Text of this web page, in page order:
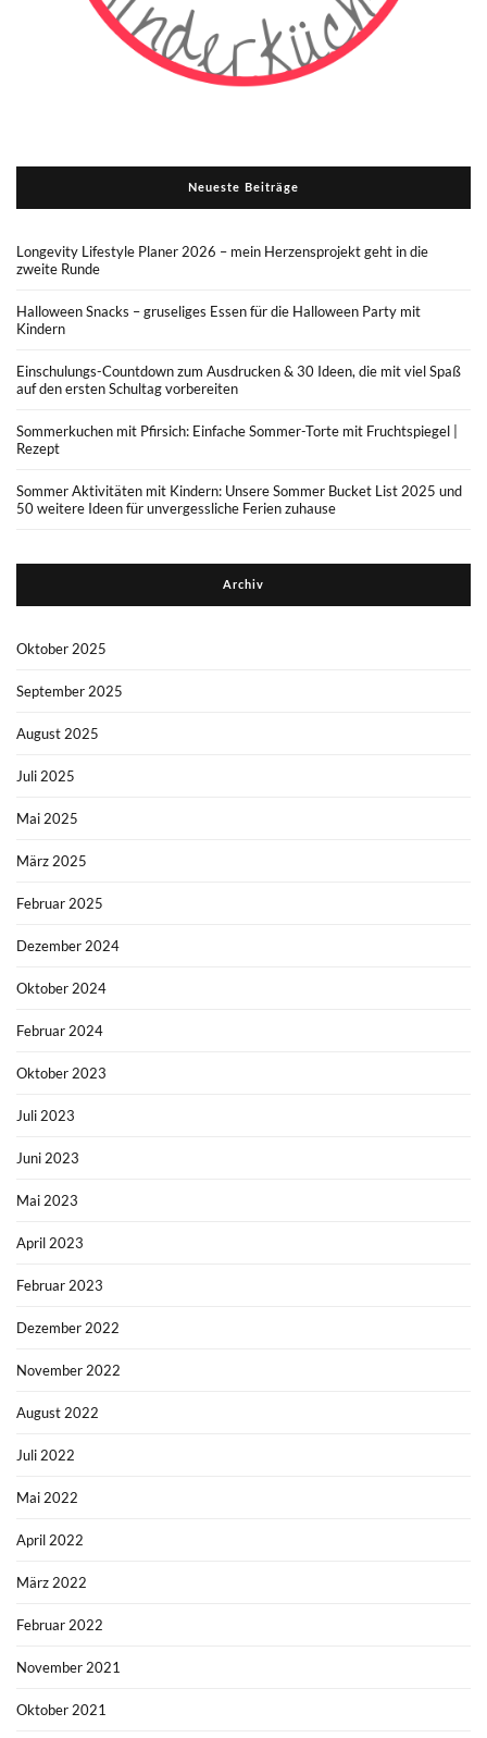
Neueste Beiträge
Longevity Lifestyle Planer 2026 – mein Herzensprojekt geht in die
zweite Runde
Halloween Snacks – gruseliges Essen für die Halloween Party mit
Kindern
Einschulungs-Countdown zum Ausdrucken & 30 Ideen, die mit viel Spaß
auf den ersten Schultag vorbereiten
Sommerkuchen mit Pfirsich: Einfache Sommer-Torte mit Fruchtspiegel |
Rezept
Sommer Aktivitäten mit Kindern: Unsere Sommer Bucket List 2025 und
50 weitere Ideen für unvergessliche Ferien zuhause
Archiv
Oktober 2025
September 2025
August 2025
Juli 2025
Mai 2025
März 2025
Februar 2025
Dezember 2024
Oktober 2024
Februar 2024
Oktober 2023
Juli 2023
Juni 2023
Mai 2023
April 2023
Februar 2023
Dezember 2022
November 2022
August 2022
Juli 2022
Mai 2022
April 2022
März 2022
Februar 2022
November 2021
Oktober 2021